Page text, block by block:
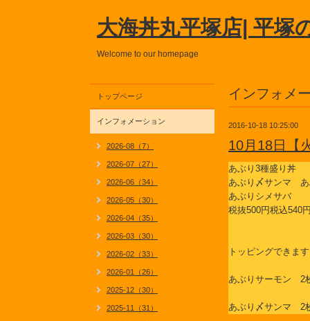
大海丼丸平塚店| 平塚
Welcome to our homepage
インフォメ
2016-10-18 10:25:00
10月18日【
あぶり3種盛り丼
あぶり〆サンマ あ
あぶりシメサバ
税抜500円税込540
トッピングできま
あぶりサーモン 2
あぶり〆サンマ 2
トップページ
インフォメーション
2026-08（7）
2026-07（27）
2026-06（34）
2026-05（30）
2026-04（35）
2026-03（30）
2026-02（33）
2026-01（26）
2025-12（30）
2025-11（31）